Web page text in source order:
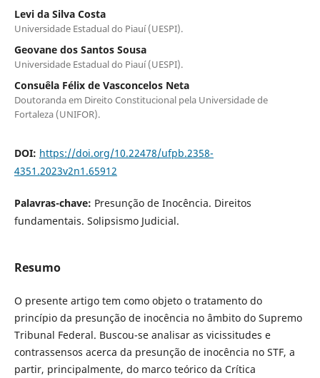
Levi da Silva Costa
Universidade Estadual do Piauí (UESPI).
Geovane dos Santos Sousa
Universidade Estadual do Piauí (UESPI).
Consuêla Félix de Vasconcelos Neta
Doutoranda em Direito Constitucional pela Universidade de
Fortaleza (UNIFOR).
DOI: https://doi.org/10.22478/ufpb.2358-
4351.2023v2n1.65912
Palavras-chave: Presunção de Inocência. Direitos
fundamentais. Solipsismo Judicial.
Resumo
O presente artigo tem como objeto o tratamento do
princípio da presunção de inocência no âmbito do Supremo
Tribunal Federal. Buscou-se analisar as vicissitudes e
contrassensos acerca da presunção de inocência no STF, a
partir, principalmente, do marco teórico da Crítica